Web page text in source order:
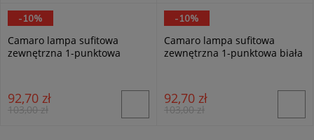
Camaro lampa sufitowa
zewnętrzna 1-punktowa
92,70 zł
103,00 zł
-10%
Camaro lampa sufitowa
zewnętrzna 1-punktowa biała
92,70 zł
103,00 zł
-10%